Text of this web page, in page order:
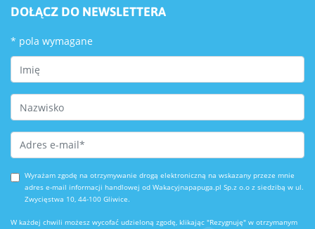
DOŁĄCZ DO NEWSLETTERA
* pola wymagane
First Name
Last Name
Email Address*
Wyrażam zgodę na otrzymywanie drogą elektroniczną na wskazany przeze mnie
adres e-mail informacji handlowej od Wakacyjnapapuga.pl Sp.z o.o z siedzibą w ul.
Zwycięstwa 10, 44-100 Gliwice.
W każdej chwili możesz wycofać udzieloną zgodę, klikając "Rezygnuję" w otrzymanym